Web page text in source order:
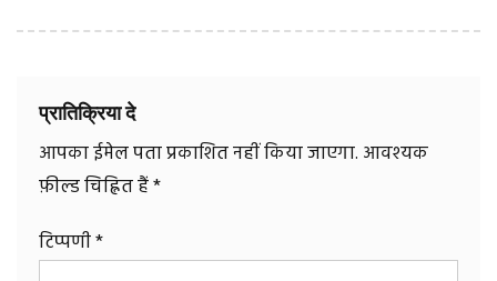
प्रातिक्रिया दे
आपका ईमेल पता प्रकाशित नहीं किया जाएगा. आवश्यक
फ़ील्ड चिह्नित हैं*
टिप्पणी*